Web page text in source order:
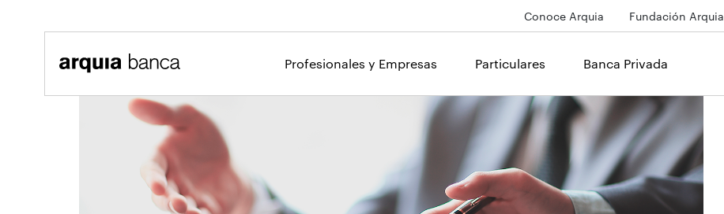
Conoce Arquia Fundación Arquia
Profesionales y Empresas Particulares Banca Privada